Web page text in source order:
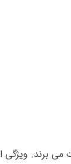
می برند.